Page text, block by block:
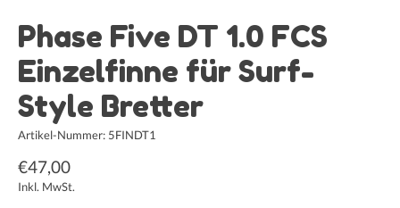
Phase Five DT 1.0 FCS
Einzelfinne für Surf-
Style Bretter
Artikel-Nummer: 5FINDT1
€47,00
Inkl. MwSt.